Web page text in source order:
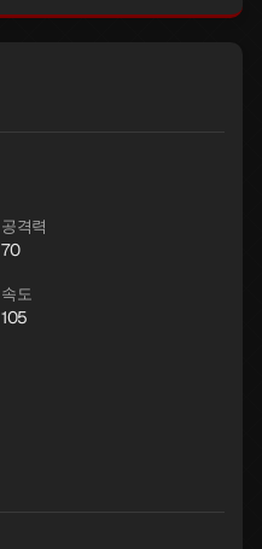
공격력
70
속도
105